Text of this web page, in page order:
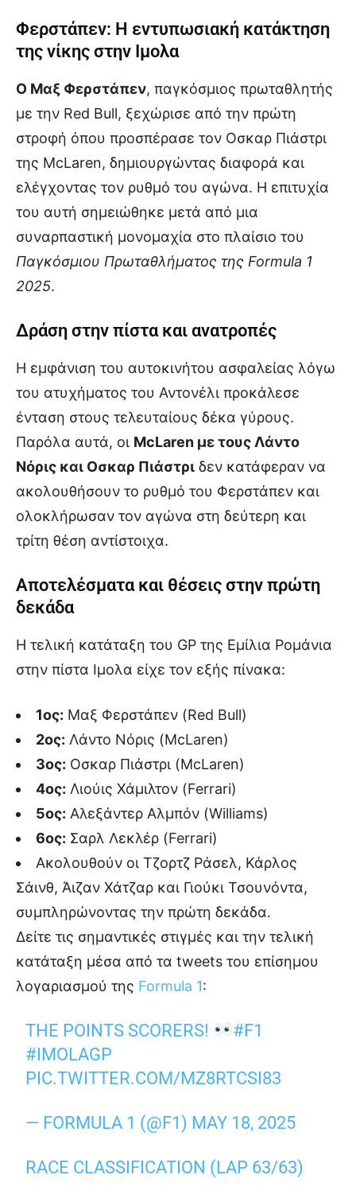
Φερστάπεν: Η εντυπωσιακή κατάκτηση
της νίκης στην Ιμολα
Ο Μαξ Φερστάπεν, παγκόσμιος πρωταθλητής
με την Red Bull, ξεχώρισε από την πρώτη
στροφή όπου προσπέρασε τον Οσκαρ Πιάστρι
της McLaren, δημιουργώντας διαφορά και
ελέγχοντας τον ρυθμό του αγώνα. Η επιτυχία
του αυτή σημειώθηκε μετά από μια
συναρπαστική μονομαχία στο πλαίσιο του
Παγκόσμιου Πρωταθλήματος της Formula 1
2025.
Δράση στην πίστα και ανατροπές
Η εμφάνιση του αυτοκινήτου ασφαλείας λόγω
του ατυχήματος του Αντονέλι προκάλεσε
ένταση στους τελευταίους δέκα γύρους.
Παρόλα αυτά, οι McLaren με τους Λάντο
Νόρις και Οσκαρ Πιάστρι δεν κατάφεραν να
ακολουθήσουν το ρυθμό του Φερστάπεν και
ολοκλήρωσαν τον αγώνα στη δεύτερη και
τρίτη θέση αντίστοιχα.
Αποτελέσματα και θέσεις στην πρώτη
δεκάδα
Η τελική κατάταξη του GP της Εμίλια Ρομάνια
στην πίστα Ιμολα είχε τον εξής πίνακα:
1ος: Μαξ Φερστάπεν (Red Bull)
2ος: Λάντο Νόρις (McLaren)
3ος: Οσκαρ Πιάστρι (McLaren)
4ος: Λιούις Χάμιλτον (Ferrari)
5ος: Αλεξάντερ Αλμπόν (Williams)
6ος: Σαρλ Λεκλέρ (Ferrari)
Ακολουθούν οι Τζορτζ Ράσελ, Κάρλος
Σάινθ, Άιζαν Χάτζαρ και Γιούκι Τσουνόντα,
συμπληρώνοντας την πρώτη δεκάδα.
Δείτε τις σημαντικές στιγμές και την τελική
κατάταξη μέσα από τα tweets του επίσημου
λογαριασμού της Formula 1:
THE POINTS SCORERS!
#F1
#IMOLAGP
PIC.TWITTER.COM/MZ8RTCSI83
— FORMULA 1 (@F1) MAY 18, 2025
RACE CLASSIFICATION (LAP 63/63)